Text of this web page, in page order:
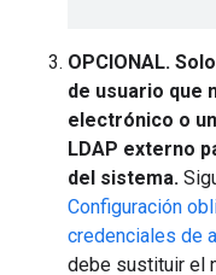
OPCIONAL.
de usuario que
electrónico o
LDAP externo
del sistema.
Configuración
credenciales de
debe sustituir el